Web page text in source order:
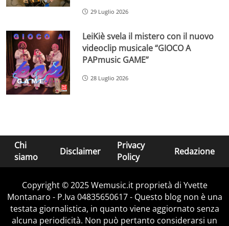
29 Luglio 2026
LeiKiè svela il mistero con il nuovo
videoclip musicale “GIOCO A
PAPmusic GAME”
28 Luglio 2026
Chi
siamo
Disclaimer
Privacy
Policy
Redazione
Copyright © 2025 Wemusic.it proprietà di Yvette
Montanaro - P.Iva 04835650617 - Questo blog non è una
testata giornalistica, in quanto viene aggiornato senza
alcuna periodicità. Non può pertanto considerarsi un